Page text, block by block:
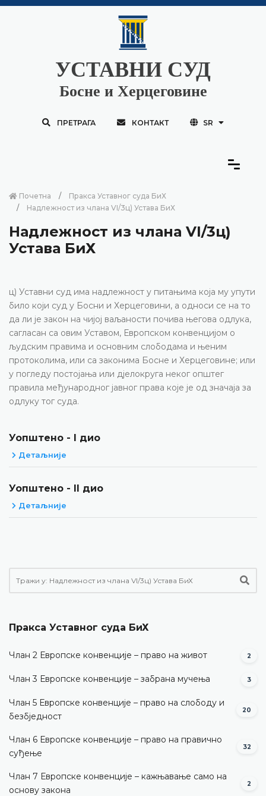
УСТАВНИ СУД
Босне и Херцеговине
ПРЕТРАГА КОНТАКТ SR
Почетна
Пракса Уставног суда БиХ
Надлежност из члана VI/3ц) Устава БиХ
Надлежност из члана VI/3ц)
Устава БиХ
ц) Уставни суд има надлежност у питањима која му упути
било који суд у Босни и Херцеговини, а односи се на то
да ли је закон на чијој ваљаности почива његова одлука,
сагласан са овим Уставом, Европском конвенцијом о
људским правима и основним слободама и њеним
протоколима, или са законима Босне и Херцеговине; или
у погледу постојања или дјелокруга неког општег
правила међународног јавног права које је од значаја за
одлуку тог суда.
Уопштено - I дио
Детаљније
Уопштено - II дио
Детаљније
Пракса Уставног суда БиХ
Члан 2 Европске конвенције – право на живот 2
Члан 3 Европске конвенције – забрана мучења 3
Члан 5 Европске конвенције – право на слободу и
безбједност
20
Члан 6 Европске конвенције – право на правично
суђење
32
Члан 7 Европске конвенције – кажњавање само на
основу закона
2